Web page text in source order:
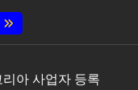
아 사업자 등록